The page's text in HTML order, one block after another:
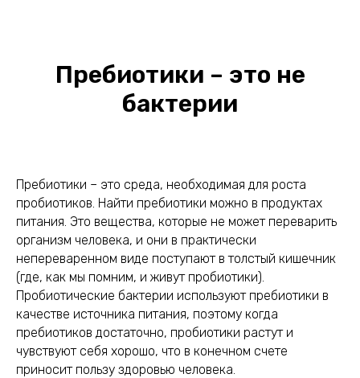
Пребиотики – это не
бактерии
Пребиотики – это среда, необходимая для роста
пробиотиков. Найти пребиотики можно в продуктах
питания. Это вещества, которые не может переварить
организм человека, и они в практически
непереваренном виде поступают в толстый кишечник
(где, как мы помним, и живут пробиотики).
Пробиотические бактерии используют пребиотики в
качестве источника питания, поэтому когда
пребиотиков достаточно, пробиотики растут и
чувствуют себя хорошо, что в конечном счете
приносит пользу здоровью человека.